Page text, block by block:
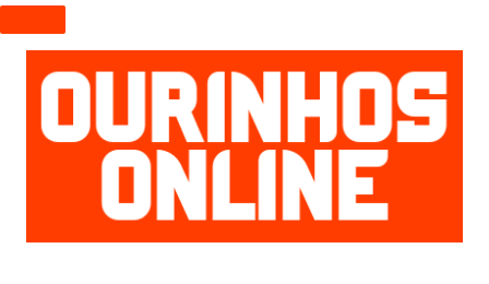
I
r
p
a
r
a